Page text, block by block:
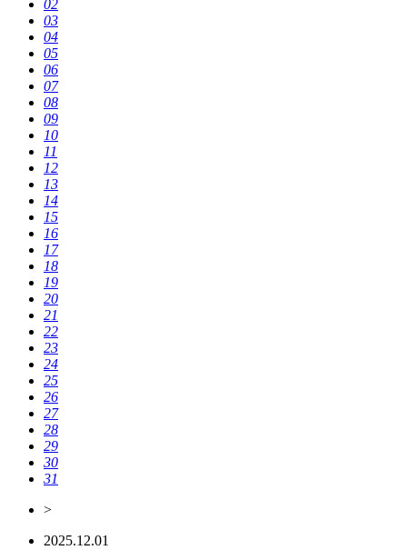
02
03
04
05
06
07
08
09
10
11
12
13
14
15
16
17
18
19
20
21
22
23
24
25
26
27
28
29
30
31
>
2025.12.01